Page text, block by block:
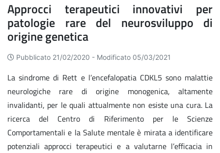
Approcci terapeutici innovativi per
patologie rare del neurosviluppo di
origine genetica
Pubblicato 21/02/2020 - Modificato 05/03/2021
La sindrome di Rett e l’encefalopatia CDKL5 sono malattie
neurologiche rare di origine monogenica, altamente
invalidanti, per le quali attualmente non esiste una cura. La
ricerca del Centro di Riferimento per le Scienze
Comportamentali e la Salute mentale è mirata a identificare
potenziali approcci terapeutici e a valutarne l’efficacia in